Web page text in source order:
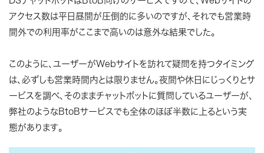
アクセス数は平日昼間が圧倒的に多いのですが、それでも営業時
間外での利用率がここまで高いのは意外な結果でした。
このように、ユーザーがWebサイトを訪れて疑問を持つタイミング
は、必ずしも営業時間内とは限りません。夜間や休日にじっくりとサ
ービスを調べ、そのままチャットボットに質問しているユーザーが、
弊社のようなBtoBサービスでも全体のほぼ半数に上るという実
態があります。